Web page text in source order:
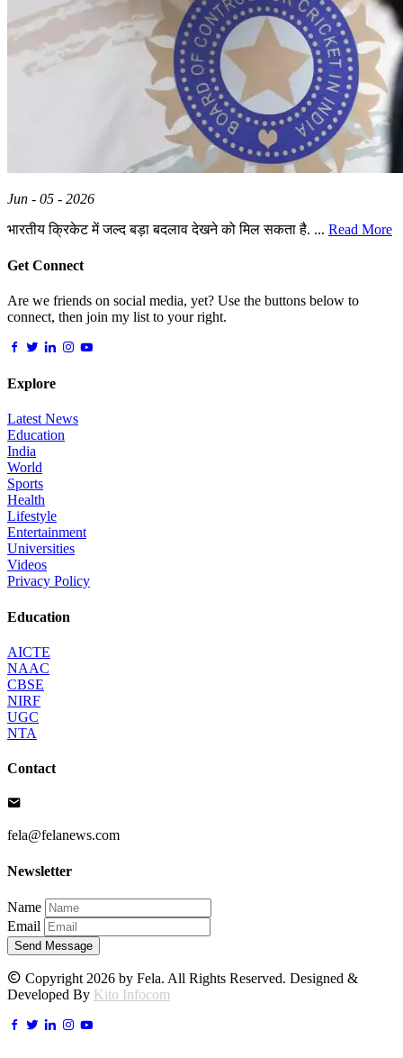
Jun - 05 - 2026
भारतीय क्रिकेट में जल्द बड़ा बदलाव देखने को मिल सकता है. ... Read More
Get Connect
Are we friends on social media, yet? Use the buttons below to
connect, then join my list to your right.
Explore
Latest News
Education
India
World
Sports
Health
Lifestyle
Entertainment
Universities
Videos
Privacy Policy
Education
AICTE
NAAC
CBSE
NIRF
UGC
NTA
Contact
fela@felanews.com
Newsletter
Name
Email
Send Message
Copyright 2026 by Fela. All Rights Reserved. Designed &
Developed By Kito Infocom